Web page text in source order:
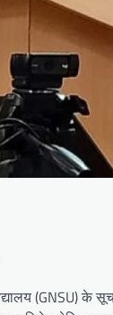
(GNSU) के